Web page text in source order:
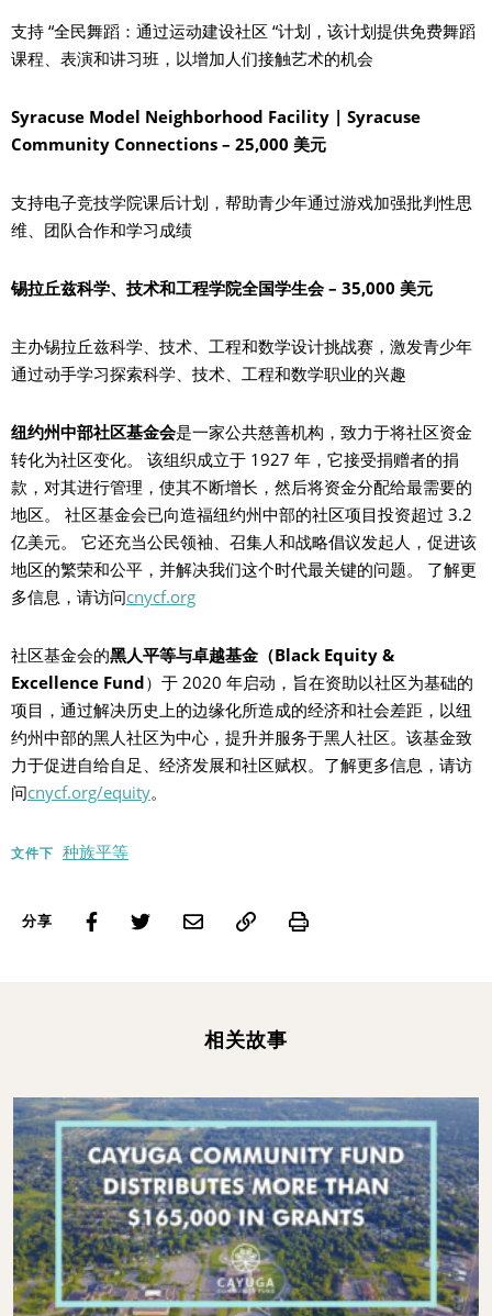
支持 “全民舞蹈：通过运动建设社区 “计划，该计划提供免费舞蹈
课程、表演和讲习班，以增加人们接触艺术的机会
Syracuse Model Neighborhood Facility | Syracuse
Community Connections – 25,000 美元
支持电子竞技学院课后计划，帮助青少年通过游戏加强批判性思
维、团队合作和学习成绩
锡拉丘兹科学、技术和工程学院全国学生会 – 35,000 美元
主办锡拉丘兹科学、技术、工程和数学设计挑战赛，激发青少年
通过动手学习探索科学、技术、工程和数学职业的兴趣
纽约州中部社区基金会是一家公共慈善机构，致力于将社区资金
转化为社区变化。 该组织成立于 1927 年，它接受捐赠者的捐
款，对其进行管理，使其不断增长，然后将资金分配给最需要的
地区。 社区基金会已向造福纽约州中部的社区项目投资超过 3.2
亿美元。 它还充当公民领袖、召集人和战略倡议发起人，促进该
地区的繁荣和公平，并解决我们这个时代最关键的问题。 了解更
多信息，请访问cnycf.org
社区基金会的黑人平等与卓越基金（Black Equity &
Excellence Fund）于 2020 年启动，旨在资助以社区为基础的
项目，通过解决历史上的边缘化所造成的经济和社会差距，以纽
约州中部的黑人社区为中心，提升并服务于黑人社区。该基金致
力于促进自给自足、经济发展和社区赋权。了解更多信息，请访
问cnycf.org/equity。
文件下 种族平等
分享 Print
相关故事